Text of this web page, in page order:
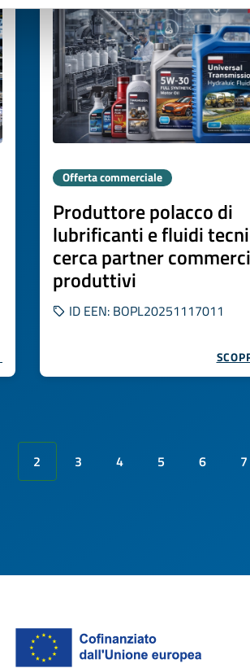
Offerta commerciale
Produttore polacco di
lubrificanti e fluidi
cerca partner
produttivi
ID EEN: BOPL20251117011
2 3 4 5 6 7